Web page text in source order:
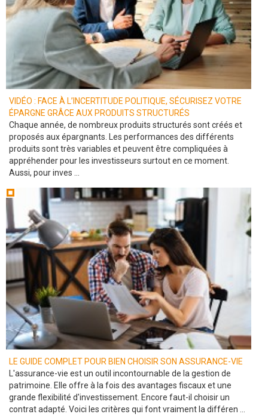
VIDÉO : FACE À L’INCERTITUDE POLITIQUE, SÉCURISEZ VOTRE
ÉPARGNE GRÂCE AUX PRODUITS STRUCTURÉS
Chaque année, de nombreux produits structurés sont créés et
proposés aux épargnants. Les performances des différents
produits sont très variables et peuvent être compliquées à
appréhender pour les investisseurs surtout en ce moment.
Aussi, pour inves ...
LE GUIDE COMPLET POUR BIEN CHOISIR SON ASSURANCE-VIE
L'assurance-vie est un outil incontournable de la gestion de
patrimoine. Elle offre à la fois des avantages fiscaux et une
grande flexibilité d'investissement. Encore faut-il choisir un
contrat adapté. Voici les critères qui font vraiment la différen ...